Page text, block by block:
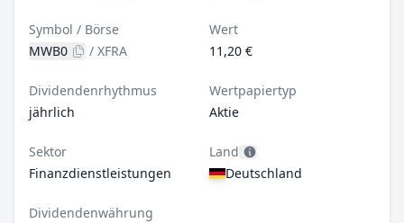
Symbol / Börse
MWB0
/ XFRA
Wert
11,20 €
Dividendenrhythmus
jährlich
Wertpapiertyp
Aktie
Sektor
Finanzdienstleistungen
Land
Deutschland
Dividendenwährung